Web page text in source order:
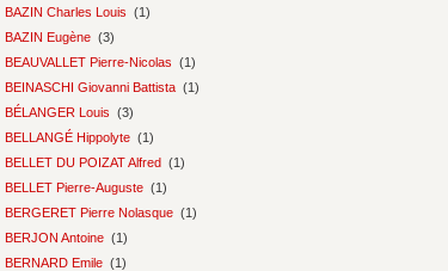
BAZIN Charles Louis (1)
BAZIN Eugène (3)
BEAUVALLET Pierre-Nicolas (1)
BEINASCHI Giovanni Battista (1)
BÉLANGER Louis (3)
BELLANGÉ Hippolyte (1)
BELLET DU POIZAT Alfred (1)
BELLET Pierre-Auguste (1)
BERGERET Pierre Nolasque (1)
BERJON Antoine (1)
BERNARD Emile (1)